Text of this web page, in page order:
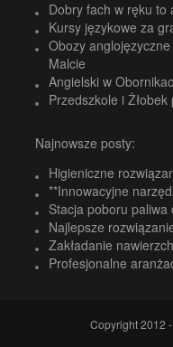
Dobry fach w ręku to
Kursy językowe za
Obozy
Malcie
Angielski w
Przedszkole i
Najnowsze posty:
Higieniczne
**Innowacyjne
Stacja poboru
Najlepsze
Zakładanie
Profesjonalne
Copyright 2012